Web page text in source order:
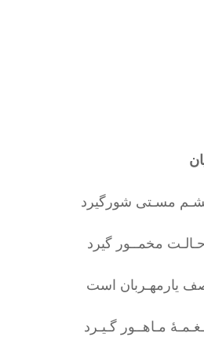
مسـتی شورگیرد
حـالـت مخمــور گیرد
یارمهـربان است
مـاهــور گـیـرد